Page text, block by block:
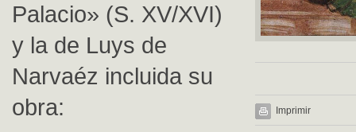
Imprimir
Palacio» (S. XV/XVI)
y la de Luys de
Narvaéz incluida su
obra: